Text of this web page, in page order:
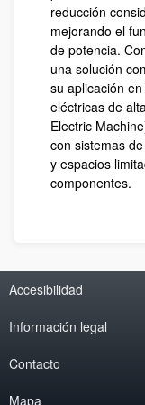
reducción
mejorando el
de potencia.
una solución
su aplicación
eléctricas de
Electric
con sistemas
y espacios
componentes.
Accesibilidad
Información legal
Contacto
Mapa